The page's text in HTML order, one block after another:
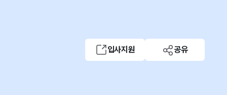
입사지원 공유